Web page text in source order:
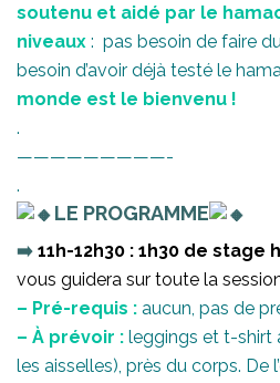
soutenu et aidé par le
niveaux : pas besoin de faire
besoin d’avoir déjà testé le
monde est le bienvenu !
.
—————————-
.
LE PROGRAMME
➡️ 11h-12h30 : 1h30 de stage
vous guidera sur toute la
– Pré-requis : aucun, pas de
– À prévoir : leggings et t-shirt
les aisselles), près du corps. De